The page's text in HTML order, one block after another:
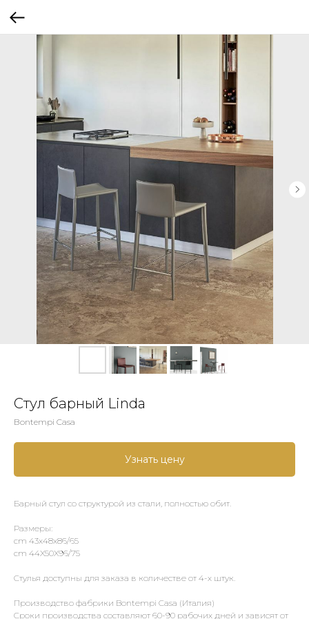
Стул барный Linda
Bontempi Casa
Узнать цену
Барный стул со структурой из стали, полностью обит.
Размеры:
cm 43x48x86/65
cm 44X50X96/75
Стулья доступны для заказа в количестве от 4-х штук.
Производство фабрики Bontempi Casa (Италия)
Сроки производства составляют 60-90 рабочих дней и зависят от